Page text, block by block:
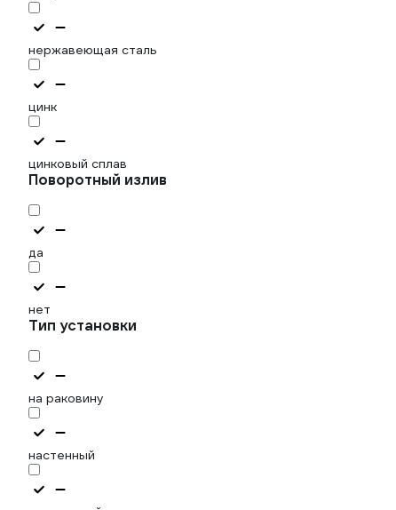
нержавеющая сталь
цинк
цинковый сплав
Поворотный излив
да
нет
Тип установки
на раковину
настенный